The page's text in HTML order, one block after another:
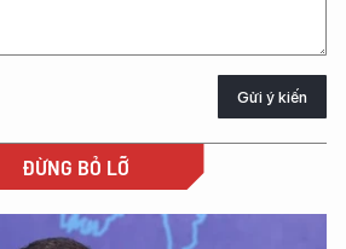
Gửi ý kiến
ĐỪNG BỎ LỠ